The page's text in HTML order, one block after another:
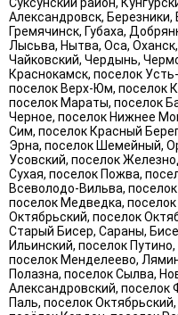
Александровск,
Гремячинск, Губаха,
Лысьва, Нытва, Оса,
Чайковский, Чердынь,
Краснокамск, поселок
поселок Верх-Юм, поселок
поселок Мараты, поселок
Черное, поселок Нижнее
Сим, поселок Красный
Эрна, поселок Шемейный,
Усовский, поселок
Сухая, поселок Пожва,
Всеволодо-Вильва,
поселок Медведка,
Октябрьский, поселок
Старый Бисер, Сараны,
Ильинский, поселок
поселок Менделеево,
Полазна, поселок Сылва,
Александровский, поселок
Паль, поселок